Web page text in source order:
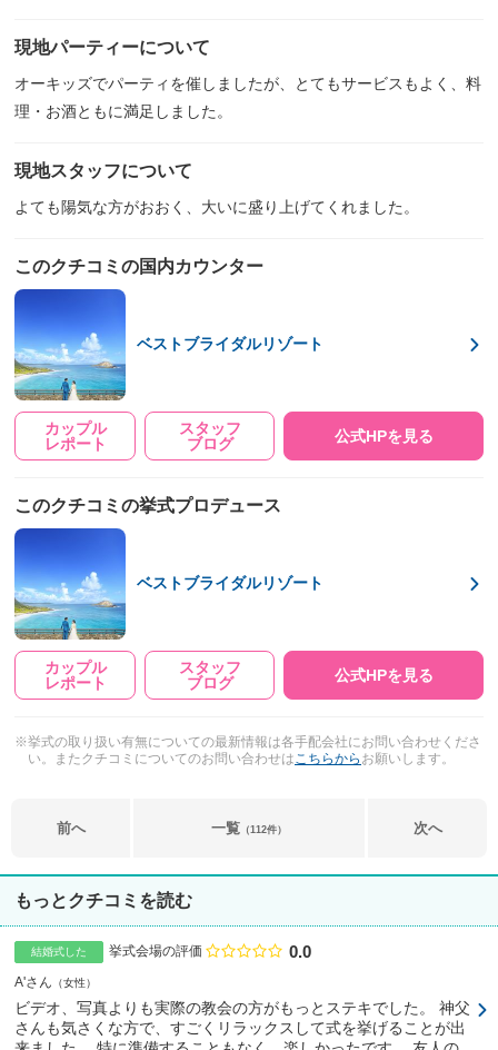
現地パーティーについて
オーキッズでパーティを催しましたが、とてもサービスもよく、料
理・お酒ともに満足しました。
現地スタッフについて
よても陽気な方がおおく、大いに盛り上げてくれました。
このクチコミの国内カウンター
ベストブライダルリゾート
カップル
レポート
スタッフ
ブログ
公式HPを見る
このクチコミの挙式プロデュース
ベストブライダルリゾート
カップル
レポート
スタッフ
ブログ
公式HPを見る
※挙式の取り扱い有無についての最新情報は各手配会社にお問い合わせくださ
い。またクチコミについてのお問い合わせはこちらから お願いします。
前へ 一覧 （112件） 次へ
もっとクチコミを読む
結婚式した 挙式会場の評価 点数
0.0
A'さん 女性
ビデオ、写真よりも実際の教会の方がもっとステキでした。 神父
さんも気さくな方で、すごくリラックスして式を挙げることが出